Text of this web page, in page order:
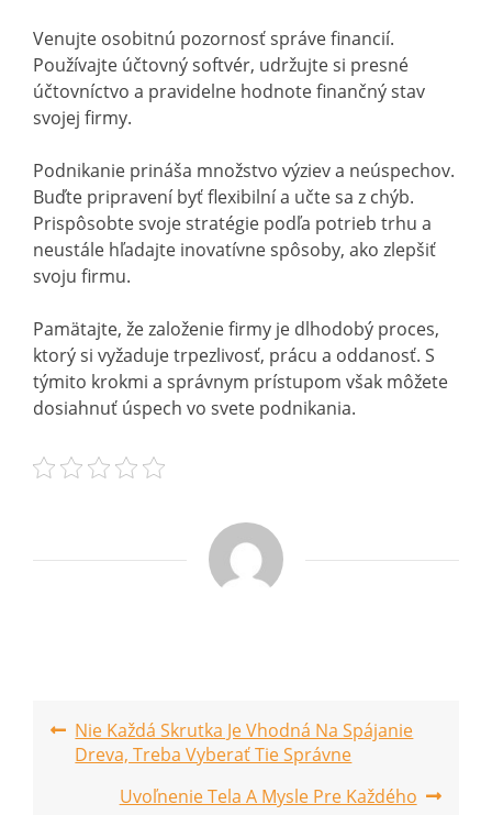
Venujte osobitnú pozornosť správe financií.
Používajte účtovný softvér, udržujte si presné
účtovníctvo a pravidelne hodnote finančný stav
svojej firmy.
Podnikanie prináša množstvo výziev a neúspechov.
Buďte pripravení byť flexibilní a učte sa z chýb.
Prispôsobte svoje stratégie podľa potrieb trhu a
neustále hľadajte inovatívne spôsoby, ako zlepšiť
svoju firmu.
Pamätajte, že založenie firmy je dlhodobý proces,
ktorý si vyžaduje trpezlivosť, prácu a oddanosť. S
týmito krokmi a správnym prístupom však môžete
dosiahnuť úspech vo svete podnikania.
Post
navigation
Nie Každá Skrutka Je Vhodná Na Spájanie
Dreva, Treba Vyberať Tie Správne
Uvoľnenie Tela A Mysle Pre Každého